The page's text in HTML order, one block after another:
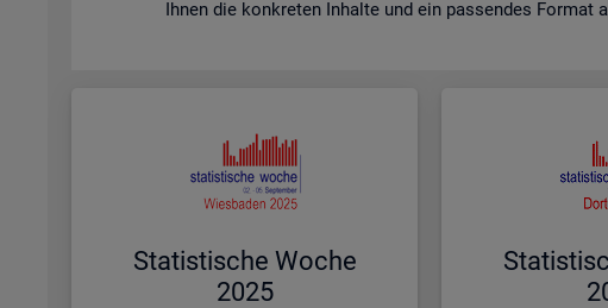
Ihnen die kon­kre­ten In­hal­te und ein pas­sen­des For­mat
Sta­tis­ti­sche Woche
2025